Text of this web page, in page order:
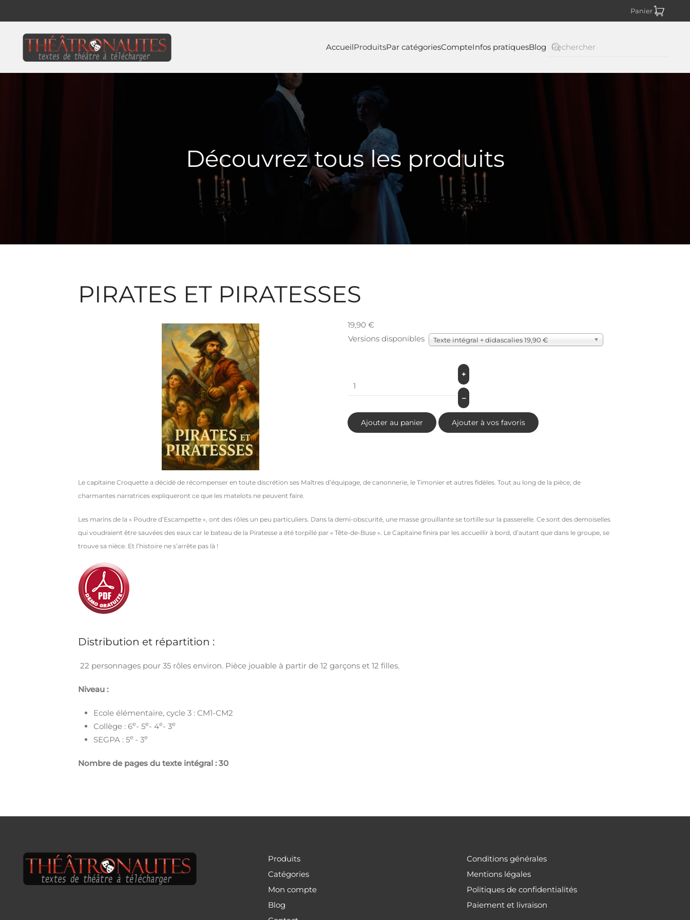
Skip to main content
Panier
AccueilProduitsPar catégoriesCompteInfos pratiquesBlog
Découvrez tous les produits
PIRATES ET PIRATESSES
19,90 €
Versions disponibles
Texte intégral + didascalies 19,90 €
+
–
Ajouter au panier Ajouter à vos favoris
Le capitaine Croquette a décidé de récompenser en toute discrétion ses Maîtres d’équipage, de canonnerie, le Timonier et autres fidèles. Tout au long de la pièce, de
charmantes narratrices expliqueront ce que les matelots ne peuvent faire.
Les marins de la « Poudre d’Escampette », ont des rôles un peu particuliers. Dans la demi-obscurité, une masse grouillante se tortille sur la passerelle. Ce sont des demoiselles
qui voudraient être sauvées des eaux car le bateau de la Piratesse a été torpillé par « Tête-de-Buse ». Le Capitaine finira par les accueillir à bord, d’autant que dans le groupe, se
trouve sa nièce. Et l’histoire ne s’arrête pas là !
Distribution et répartition :
22 personnages pour 35 rôles environ. Pièce jouable à partir de 12 garçons et 12 filles.
Niveau :
Ecole élémentaire, cycle 3 : CM1-CM2
Collège : 6e- 5e- 4e- 3e
SEGPA : 5e - 3e
Nombre de pages du texte intégral : 30
Produits
Catégories
Mon compte
Blog
Conditions générales
Mentions légales
Politiques de confidentialités
Paiement et livraison